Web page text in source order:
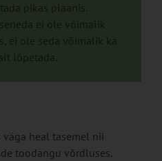
pikas plaanis.
ei ole võimalik
ei ole seda võimalik ka
lõpetada.
heal tasemel nii
toodangu võrdluses.